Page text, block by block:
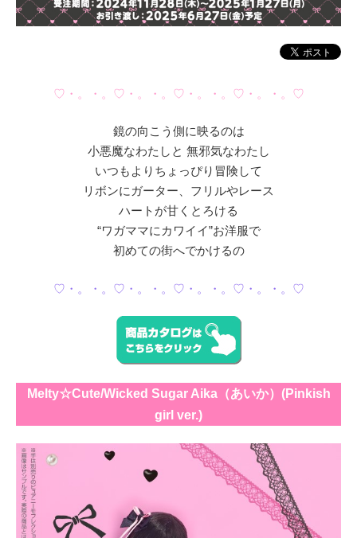
♡・。・。♡・。・。♡・。・。♡・。・。♡
鏡の向こう側に映るのは
小悪魔なわたしと 無邪気なわたし
いつもよりちょっぴり冒険して
リボンにガーター、フリルやレース
ハートが甘くとろける
“ワガママにカワイイ”お洋服で
初めての街へでかけるの
♡・。・。♡・。・。♡・。・。♡・。・。♡
Melty☆Cute/Wicked Sugar Aika（あいか）(Pinkish
girl ver.)